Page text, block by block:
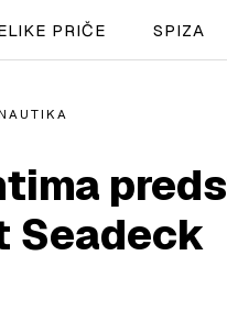
SPORT
PLOVILA
PRIČE SPIZA
Seadeck